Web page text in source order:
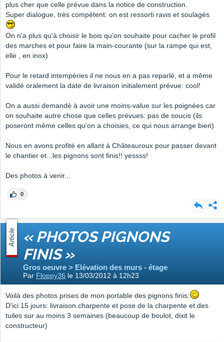
plus cher que celle prévue dans la notice de construction.
Super dialogue, très compétent: on est ressorti ravis et soulagés
On n'a plus qu'à choisir le bois qu'on souhaite pour cacher le profil
des marches et pour faire la main-courante (sur la rampe qui est,
elle , en inox)
Pour le retard intempéries il ne nous en a pas reparlé, et a même
validé oralement la date de livraison initialement prévue: cool!
On a aussi demandé à avoir une moins-value sur les poignées car
on souhaite autre chose que celles prévues: pas de soucis (ils
poseront même celles qu'on a choisies, ce qui nous arrange bien)
Nous en avons profité en allant à Châteauroux pour passer devant
le chantier et...les pignons sont finis!! yessss!
Des photos à venir...
0
Article « PHOTOS PIGNONS
FINIS »
Gros oeuvre > Elévation des murs - étage
Par Floppy36 le 13/03/2012 à 12h23
Voilà des photos prises de mon portable des pignons finis:
D'ici 15 jours: livraison charpente et pose de la charpente et des
tuiles sur au moins 3 semaines (beaucoup de boulot, dixit le
constructeur)